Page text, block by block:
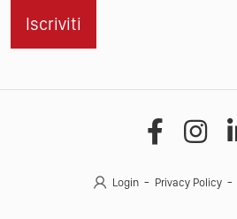
Iscriviti
Login Privacy Policy